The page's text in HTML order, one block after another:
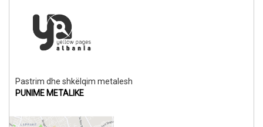
Pastrim dhe shkëlqim metalesh
PUNIME METALIKE